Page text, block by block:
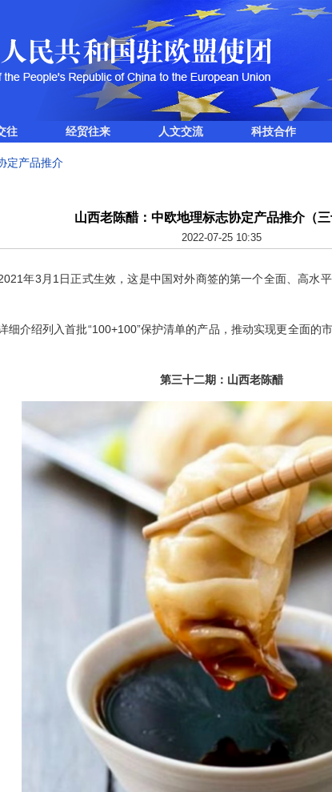
往 经贸往来 人文交流 科技合作
定产品推介
山西老陈醋：中欧地理标志协定产品推介（三
2022-07-25 10:35
年3月1日正式生效，这是中国对外商签的第一个全面、高水
介绍列入首批“100+100”保护清单的产品，推动实现更全面的
第三十二期：山西老陈醋